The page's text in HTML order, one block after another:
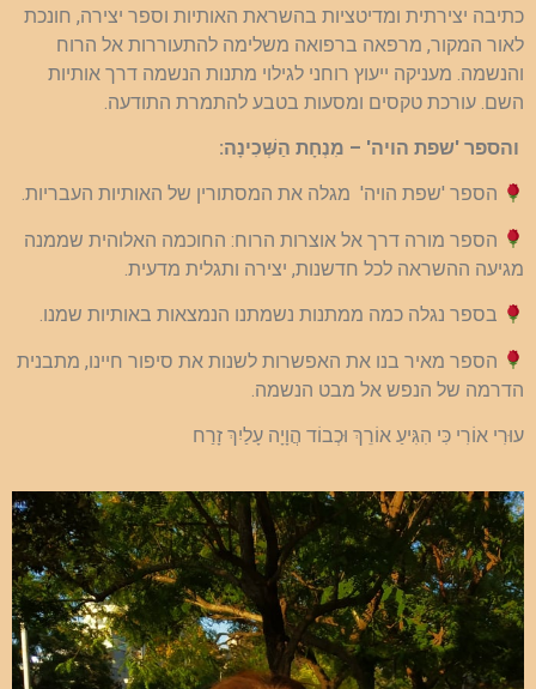
כתיבה יצירתית ומדיטציות בהשראת האותיות וספר יצירה, חונכת
לאור המקור, מרפאה ברפואה משלימה להתעוררות אל הרוח
והנשמה. מעניקה ייעוץ רוחני לגילוי מתנות הנשמה דרך אותיות
השם. עורכת טקסים ומסעות בטבע להתמרת התודעה.
והספר 'שפת הויה' – מִנְחָת הַשְּׁכִינָה:
הספר 'שפת הויה' מגלה את המסתורין של האותיות העבריות.
הספר מורה דרך אל אוצרות הרוח: החוכמה האלוהית שממנה
מגיעה ההשראה לכל חדשנות, יצירה ותגלית מדעית.
בספר נגלה כמה ממתנות נשמתנו הנמצאות באותיות שמנו.
הספר מאיר בנו את האפשרות לשנות את סיפור חיינו, מתבנית
הדרמה של הנפש אל מבט הנשמה.
עוּרִי אוֹרִי כִּי הִגִּיעַ אוֹרֵךְ וּכְבוֹד הֲוָיָה עָלַיִךְ זָרַח